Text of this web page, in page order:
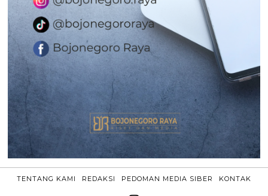
TENTANG KAMI REDAKSI PEDOMAN MEDIA SIBER KONTAK